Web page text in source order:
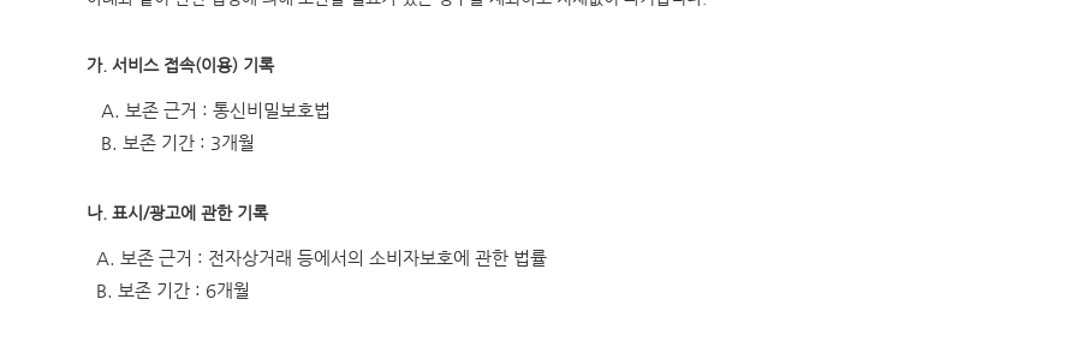
가. 서비스 접속(이용) 기록
A. 보존 근거 : 통신비밀보호법
B. 보존 기간 : 3개월
나. 표시/광고에 관한 기록
A. 보존 근거 : 전자상거래 등에서의 소비자보호에 관한 법률
B. 보존 기간 : 6개월